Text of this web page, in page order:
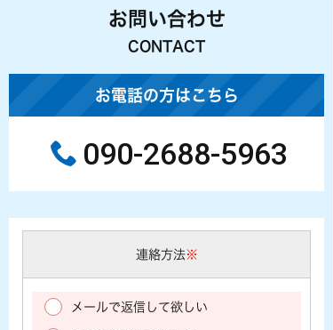
お問い合わせ
CONTACT
お電話の方はこちら
090-2688-5963
連絡方法※
メールで返信して欲しい